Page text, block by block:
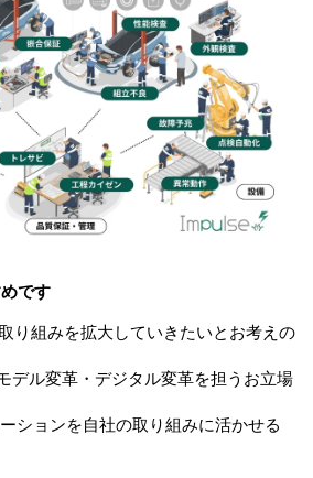
です
り組みを拡大していきたいとお考えの
デル変革・デジタル変革を担うお立場
ションを自社の取り組みに活かせる